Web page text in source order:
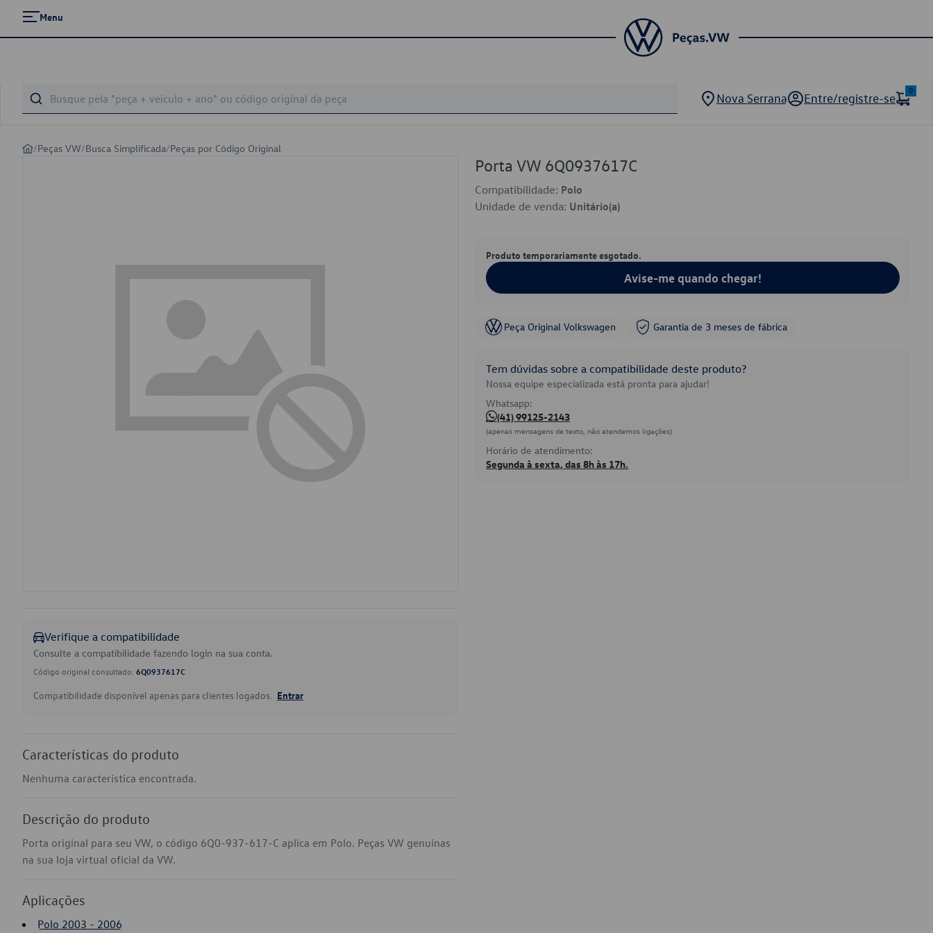
Menu
Nova Serrana Entre/registre-se
0
/Peças VW/Busca Simplificada/Peças por Código Original
Verifique a compatibilidade
Consulte a compatibilidade fazendo login na sua conta.
Código original consultado: 6Q0937617C
Compatibilidade disponível apenas para clientes logados. Entrar
Características do produto
Nenhuma característica encontrada.
Descrição do produto
Porta original para seu VW, o código 6Q0-937-617-C aplica em Polo. Peças VW genuínas
na sua loja virtual oficial da VW.
Aplicações
Polo 2003 - 2006
Porta VW 6Q0937617C
Compatibilidade: Polo
Unidade de venda: Unitário(a)
Produto temporariamente esgotado.
Avise-me quando chegar!
Peça Original Volkswagen Garantia de 3 meses de fábrica
Tem dúvidas sobre a compatibilidade deste produto?
Nossa equipe especializada está pronta para ajudar!
Whatsapp:
(41) 99125-2143
(apenas mensagens de texto, não atendemos ligações)
Horário de atendimento:
Segunda à sexta, das 8h às 17h.